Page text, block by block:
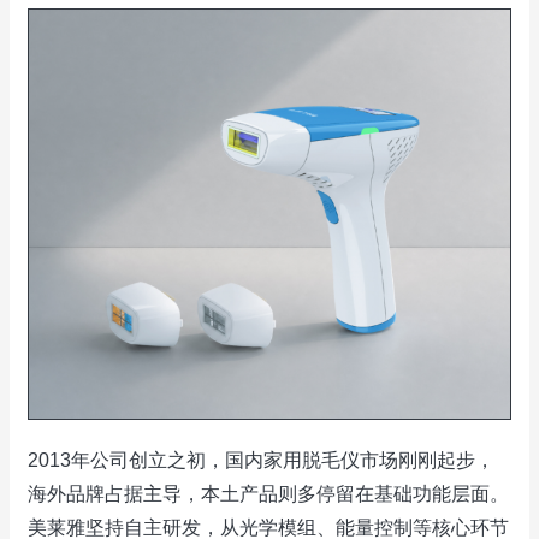
2013年公司创立之初，国内家用脱毛仪市场刚刚起步，
海外品牌占据主导，本土产品则多停留在基础功能层面。
美莱雅坚持自主研发，从光学模组、能量控制等核心环节